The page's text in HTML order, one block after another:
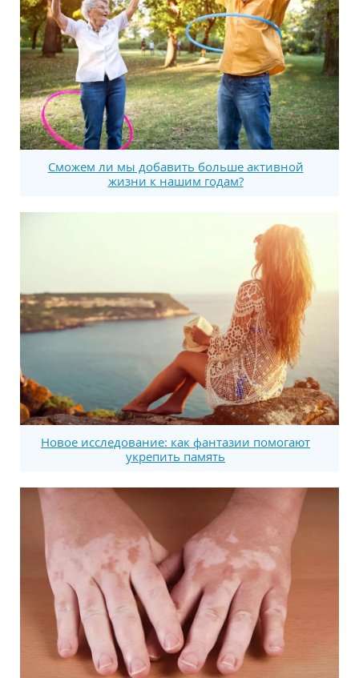
Сможем ли мы добавить больше активной
жизни к нашим годам?
Новое исследование: как фантазии помогают
укрепить память